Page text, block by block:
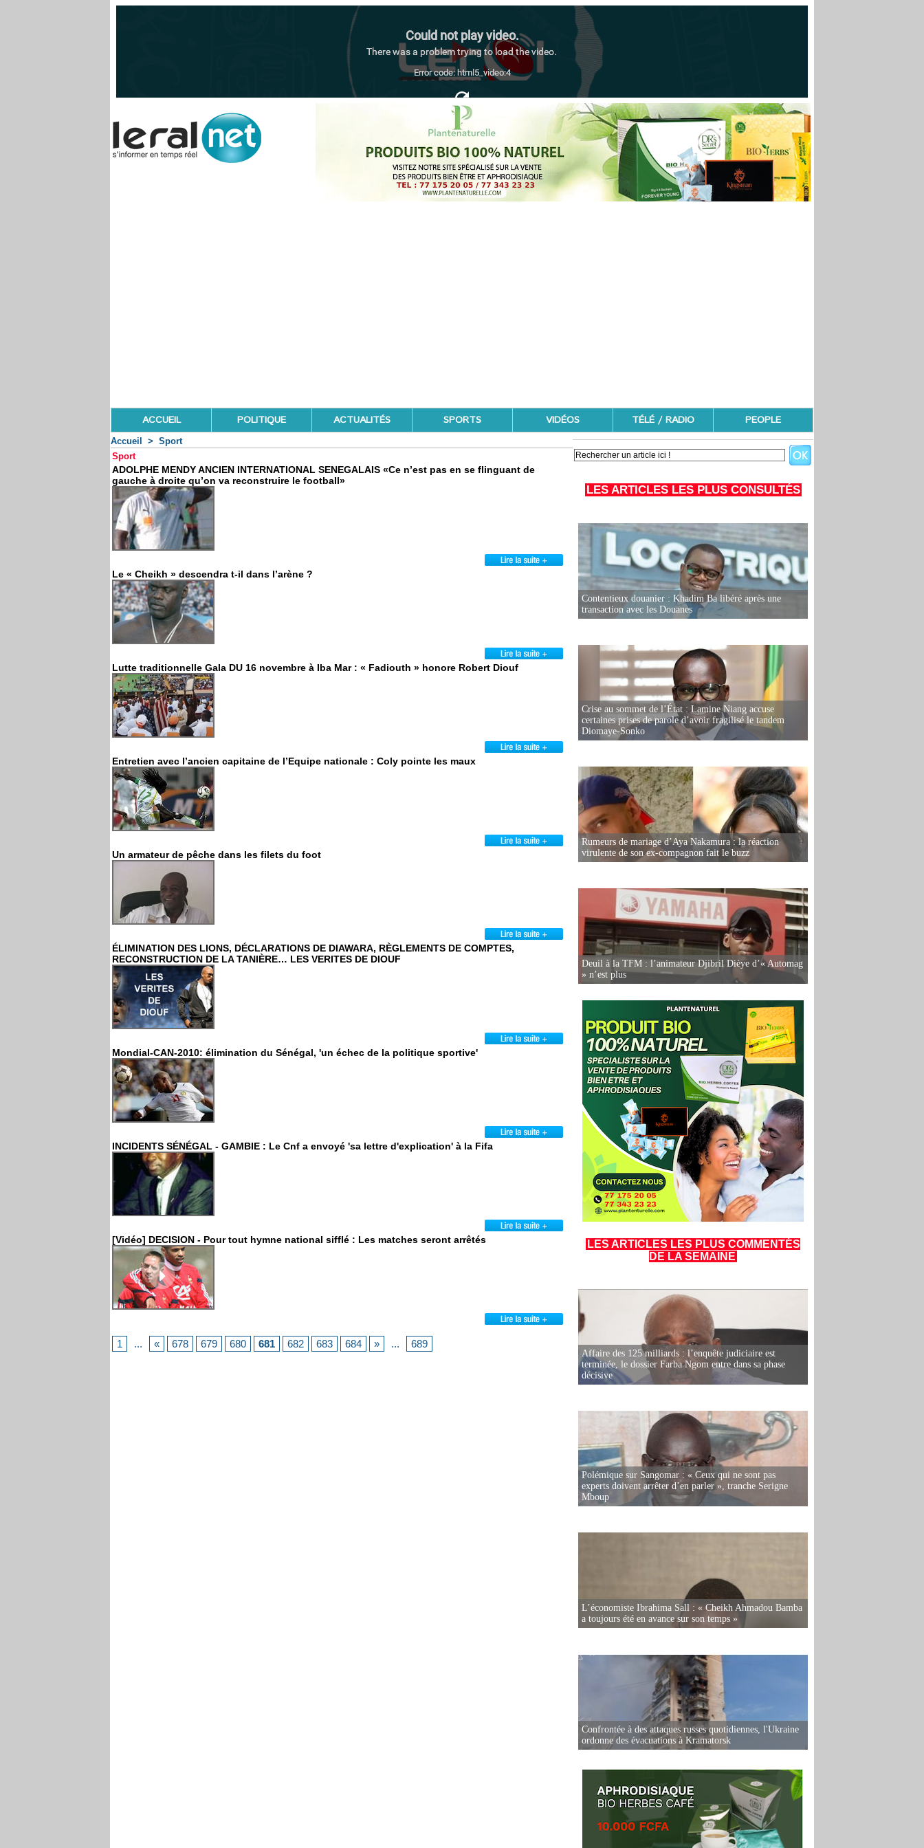
ACCUEIL POLITIQUE ACTUALITÉS SPORTS VIDÉOS TÉLÉ / RADIO PEOPLE
Accueil > Sport
Sport
ADOLPHE MENDY ANCIEN INTERNATIONAL SENEGALAIS «Ce n’est pas en se flinguant de
gauche à droite qu’on va reconstruire le football»
Le « Cheikh » descendra t-il dans l’arène ?
Lutte traditionnelle Gala DU 16 novembre à Iba Mar : « Fadiouth » honore Robert Diouf
Entretien avec l’ancien capitaine de l’Equipe nationale : Coly pointe les maux
Un armateur de pêche dans les filets du foot
ÉLIMINATION DES LIONS, DÉCLARATIONS DE DIAWARA, RÈGLEMENTS DE COMPTES,
RECONSTRUCTION DE LA TANIÈRE… LES VERITES DE DIOUF
Mondial-CAN-2010: élimination du Sénégal, 'un échec de la politique sportive'
INCIDENTS SÉNÉGAL - GAMBIE : Le Cnf a envoyé 'sa lettre d'explication' à la Fifa
[Vidéo] DECISION - Pour tout hymne national sifflé : Les matches seront arrêtés
1 ... « 678 679 680 681 682 683 684 » ... 689
LES ARTICLES LES PLUS CONSULTÉS
Contentieux douanier : Khadim Ba libéré après une
transaction avec les Douanes
Crise au sommet de l’État : Lamine Niang accuse
certaines prises de parole d’avoir fragilisé le tandem
Diomaye-Sonko
Rumeurs de mariage d’Aya Nakamura : la réaction
virulente de son ex-compagnon fait le buzz
Deuil à la TFM : l’animateur Djibril Dièye d’« Automag
» n’est plus
LES ARTICLES LES PLUS COMMENTÉS
DE LA SEMAINE
Affaire des 125 milliards : l’enquête judiciaire est
terminée, le dossier Farba Ngom entre dans sa phase
décisive
Polémique sur Sangomar : « Ceux qui ne sont pas
experts doivent arrêter d’en parler », tranche Serigne
Mboup
L’économiste Ibrahima Sall : « Cheikh Ahmadou Bamba
a toujours été en avance sur son temps »
Confrontée à des attaques russes quotidiennes, l'Ukraine
ordonne des évacuations à Kramatorsk